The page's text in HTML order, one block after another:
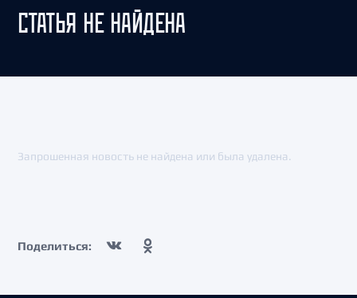
СТАТЬЯ НЕ НАЙДЕНА
Запрошенная новость не найдена или была удалена.
Поделиться: